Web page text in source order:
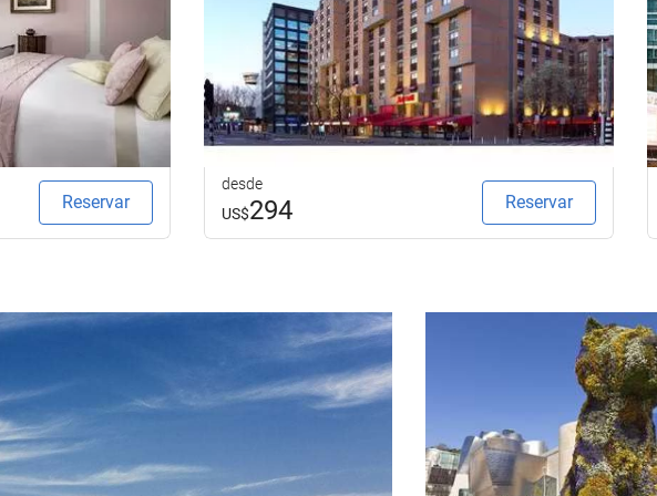
Reservar
desde
US$294 Reservar